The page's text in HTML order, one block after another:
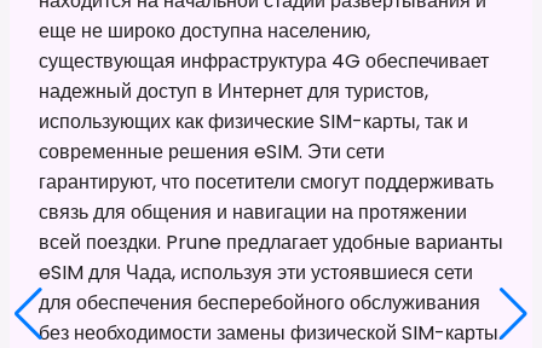
еще не широко доступна населению,
существующая инфраструктура 4G обеспечивает
надежный доступ в Интернет для туристов,
использующих как физические SIM-карты, так и
современные решения eSIM. Эти сети
гарантируют, что посетители смогут поддерживать
связь для общения и навигации на протяжении
всей поездки. Prune предлагает удобные варианты
eSIM для Чада, используя эти устоявшиеся сети
для обеспечения бесперебойного обслуживания
без необходимости замены физической SIM-карты.